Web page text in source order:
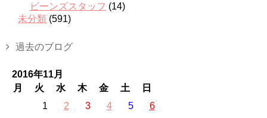
ビーンズスタッフ (14)
未分類 (591)
過去のブログ
2016年11月
月
火 水 木 金 土
日
1
2 3 4 5 6